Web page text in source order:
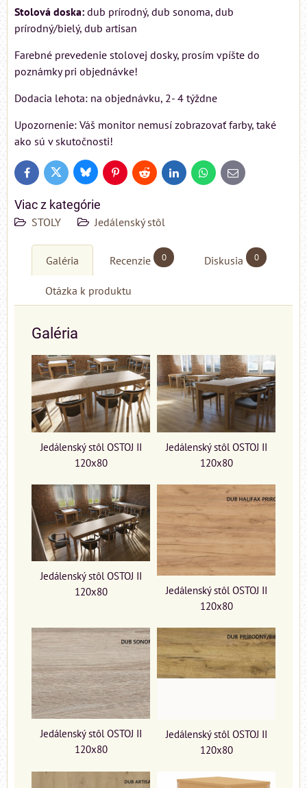
Stolová doska: dub prírodný, dub sonoma, dub
prírodný/bielý, dub artisan
Farebné prevedenie stolovej dosky, prosím vpíšte do
poznámky pri objednávke!
Dodacia lehota: na objednávku, 2- 4 týždne
Upozornenie: Váš monitor nemusí zobrazovať farby, také
ako sú v skutočnosti!
FacebookTwitter BlueskyPinterestReddit LinkedInWhatsApp
E-
mail
Viac z kategórie
STOLY Jedálenský stôl
Galéria Recenzie 0 Diskusia 0
Otázka k produktu
Galéria
Jedálenský stôl OSTOJ II
120x80
Jedálenský stôl OSTOJ II
120x80
Jedálenský stôl OSTOJ II
120x80
Jedálenský stôl OSTOJ II
120x80
Jedálenský stôl OSTOJ II
120x80
Jedálenský stôl OSTOJ II
120x80